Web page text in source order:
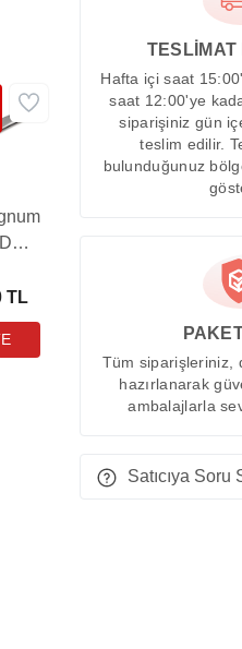
TL
TESLİMAT
Hafta içi saat
saat 12:00'ye
siparişiniz gün
teslim edilir.
bulunduğunuz
Tüm siparişleriniz,
hazırlanarak
ambalajlarla
Satıcıya Soru